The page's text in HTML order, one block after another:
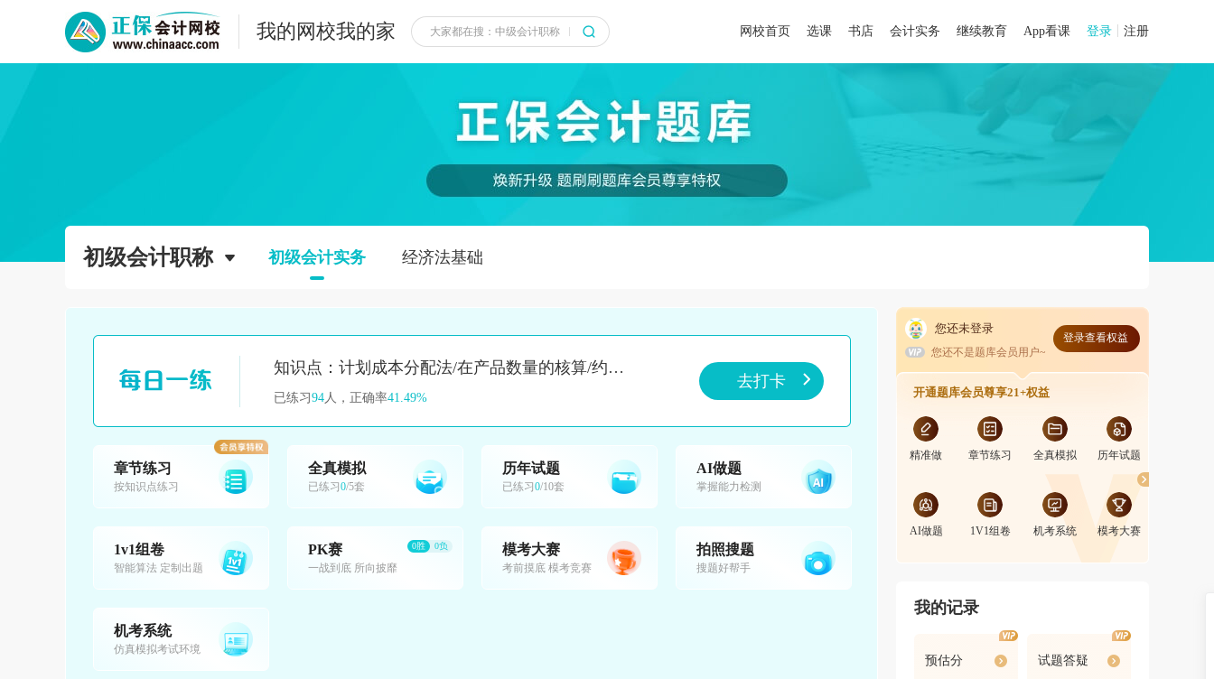
我的网校我的家 网校首页 选课 书店 会计实务 继续教育 App看课 登录 注册
初级会计职称 初级会计实务 经济法基础
知识点：计划成本分配法/在产品数量的核算/约当产量比例法
已练习94 人，正确率41.49%
去打卡
章节练习
按知识点练习
全真模拟
已练习 0/5套
历年试题
已练习 0/10套
AI做题
掌握能力检测
1v1组卷
智能算法 定制出题
PK赛
一战到底 所向披靡
0胜 0负 模考大赛
考前摸底 模考竞赛
拍照搜题
搜题好帮手
机考系统
仿真模拟考试环境
您还未登录
您还不是题库会员用户~
登录查看权益
开通题库会员尊享21+权益
精准做 章节练习 全真模拟 历年试题
AI做题 1V1组卷 机考系统 模考大赛
我的记录
预估分 试题答疑